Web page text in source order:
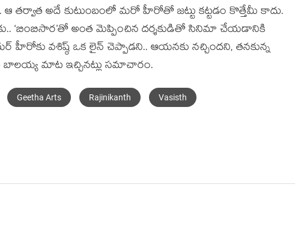
తర్వాత అదే కుటుంబంలో మరో హీరోతో జట్టు కట్టడం కొత్తేమీ కాదు.
‘బింబిసార’తో అంత మెప్పించిన దర్శకుడితో సినిమా చేయడానికి
వశిష్ఠ్ ఒక లైన్ చెప్పాడని.. ఆయనకు నచ్చిందని, తనకున్న
బాలయ్య మాట ఇచ్చినట్లు సమాచారం.
Geetha Arts Rajinikanth Vasisth